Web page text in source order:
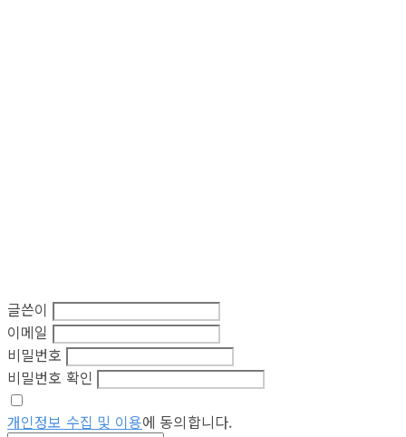
글쓴이
이메일
비밀번호
비밀번호 확인
개인정보 수집 및 이용에 동의합니다.